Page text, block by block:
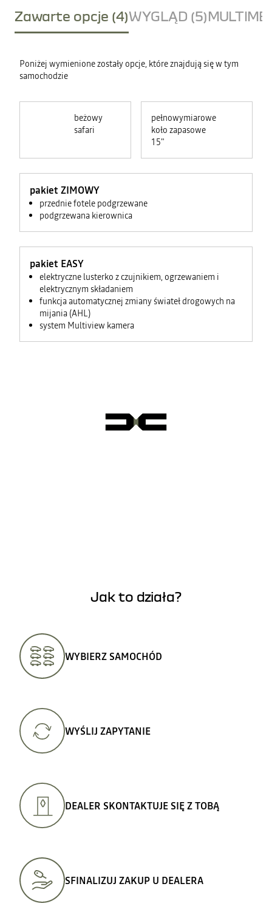
Zawarte opcje (4)WYGLĄD (5)
Poniżej wymienione zostały opcje, które znajdują się w tym
samochodzie
beżowy
safari
pakiet ZIMOWY
przednie fotele podgrzewane
podgrzewana kierownica
pakiet EASY
elektryczne lusterko z czujnikiem, ogrzewaniem i
elektrycznym składaniem
funkcja automatycznej zmiany świateł drogowych na
mijania (AHL)
system Multiview kamera
pełnowymiarowe
koło zapasowe
15"
Jak to działa?
WYBIERZ SAMOCHÓD
WYŚLIJ ZAPYTANIE
DEALER SKONTAKTUJE SIĘ Z TOBĄ
SFINALIZUJ ZAKUP U DEALERA